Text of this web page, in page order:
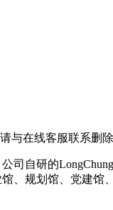
与在线客服联系删除
自研的
规划馆、党建馆